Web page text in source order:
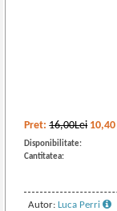
Pret:16,00Lei 10,40
Disponibilitate:
Cantitatea:
Autor:Luca Perri